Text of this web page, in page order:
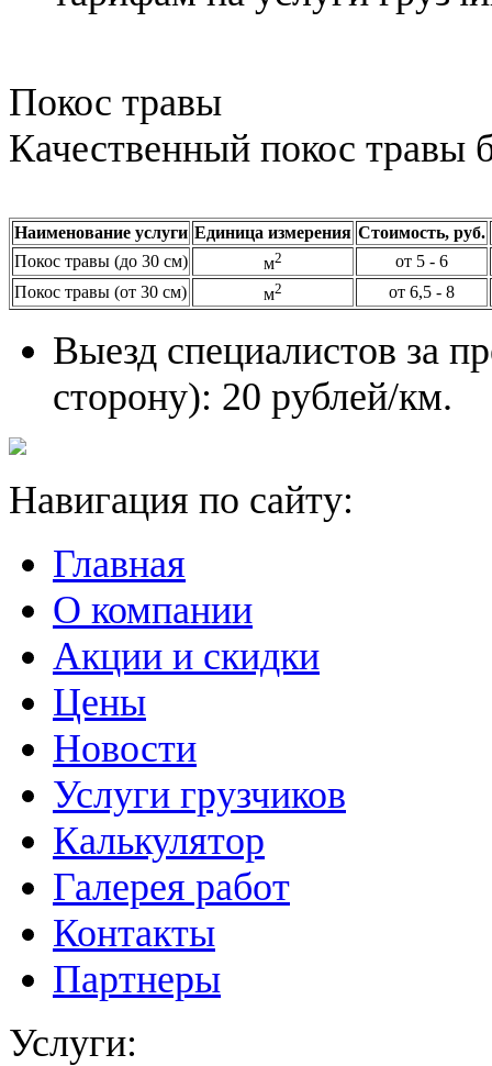
Покос травы
Качественный покос травы
Наименование услуги Единица измерения Стоимость, руб.
Покос травы (до 30 см)
м2
от 5 - 6
Покос травы (от 30 см)
м2 от 6,5 - 8
Выезд специалистов за
сторону): 20 рублей/км.
Навигация по сайту:
Главная
О компании
Акции и скидки
Цены
Новости
Услуги грузчиков
Калькулятор
Галерея работ
Контакты
Партнеры
Услуги: